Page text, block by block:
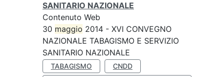
SANITARIO NAZIONALE
Contenuto Web
30 maggio 2014 - XVI CONVEGNO
NAZIONALE TABAGISMO E SERVIZIO
SANITARIO NAZIONALE
TABAGISMO
CNDD